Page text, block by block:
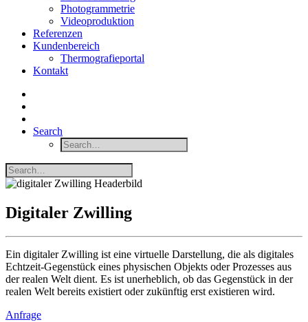
Photogrammetrie
Videoproduktion
Referenzen
Kundenbereich
Thermografieportal
Kontakt
Search
Digitaler Zwilling
Ein digitaler Zwilling ist eine virtuelle Darstellung, die als digitales
Echtzeit-Gegenstück eines physischen Objekts oder Prozesses aus
der realen Welt dient. Es ist unerheblich, ob das Gegenstück in der
realen Welt bereits existiert oder zukünftig erst existieren wird.
Anfrage